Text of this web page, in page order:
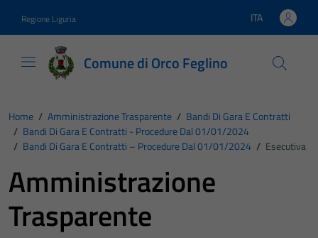
Regione Liguria Lingua attiva:
ITA
Comune di Orco Feglino
Home / Amministrazione Trasparente / Bandi Di Gara E Contratti
/ Bandi Di Gara E Contratti - Procedure Dal 01/01/2024
/ Bandi Di Gara E Contratti – Procedure Dal 01/01/2024 / Esecutiva
Amministrazione
Trasparente